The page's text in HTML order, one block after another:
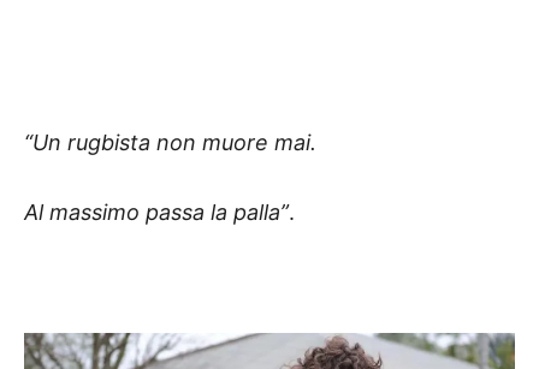
“Un rugbista non muore mai.
Al massimo passa la palla”.